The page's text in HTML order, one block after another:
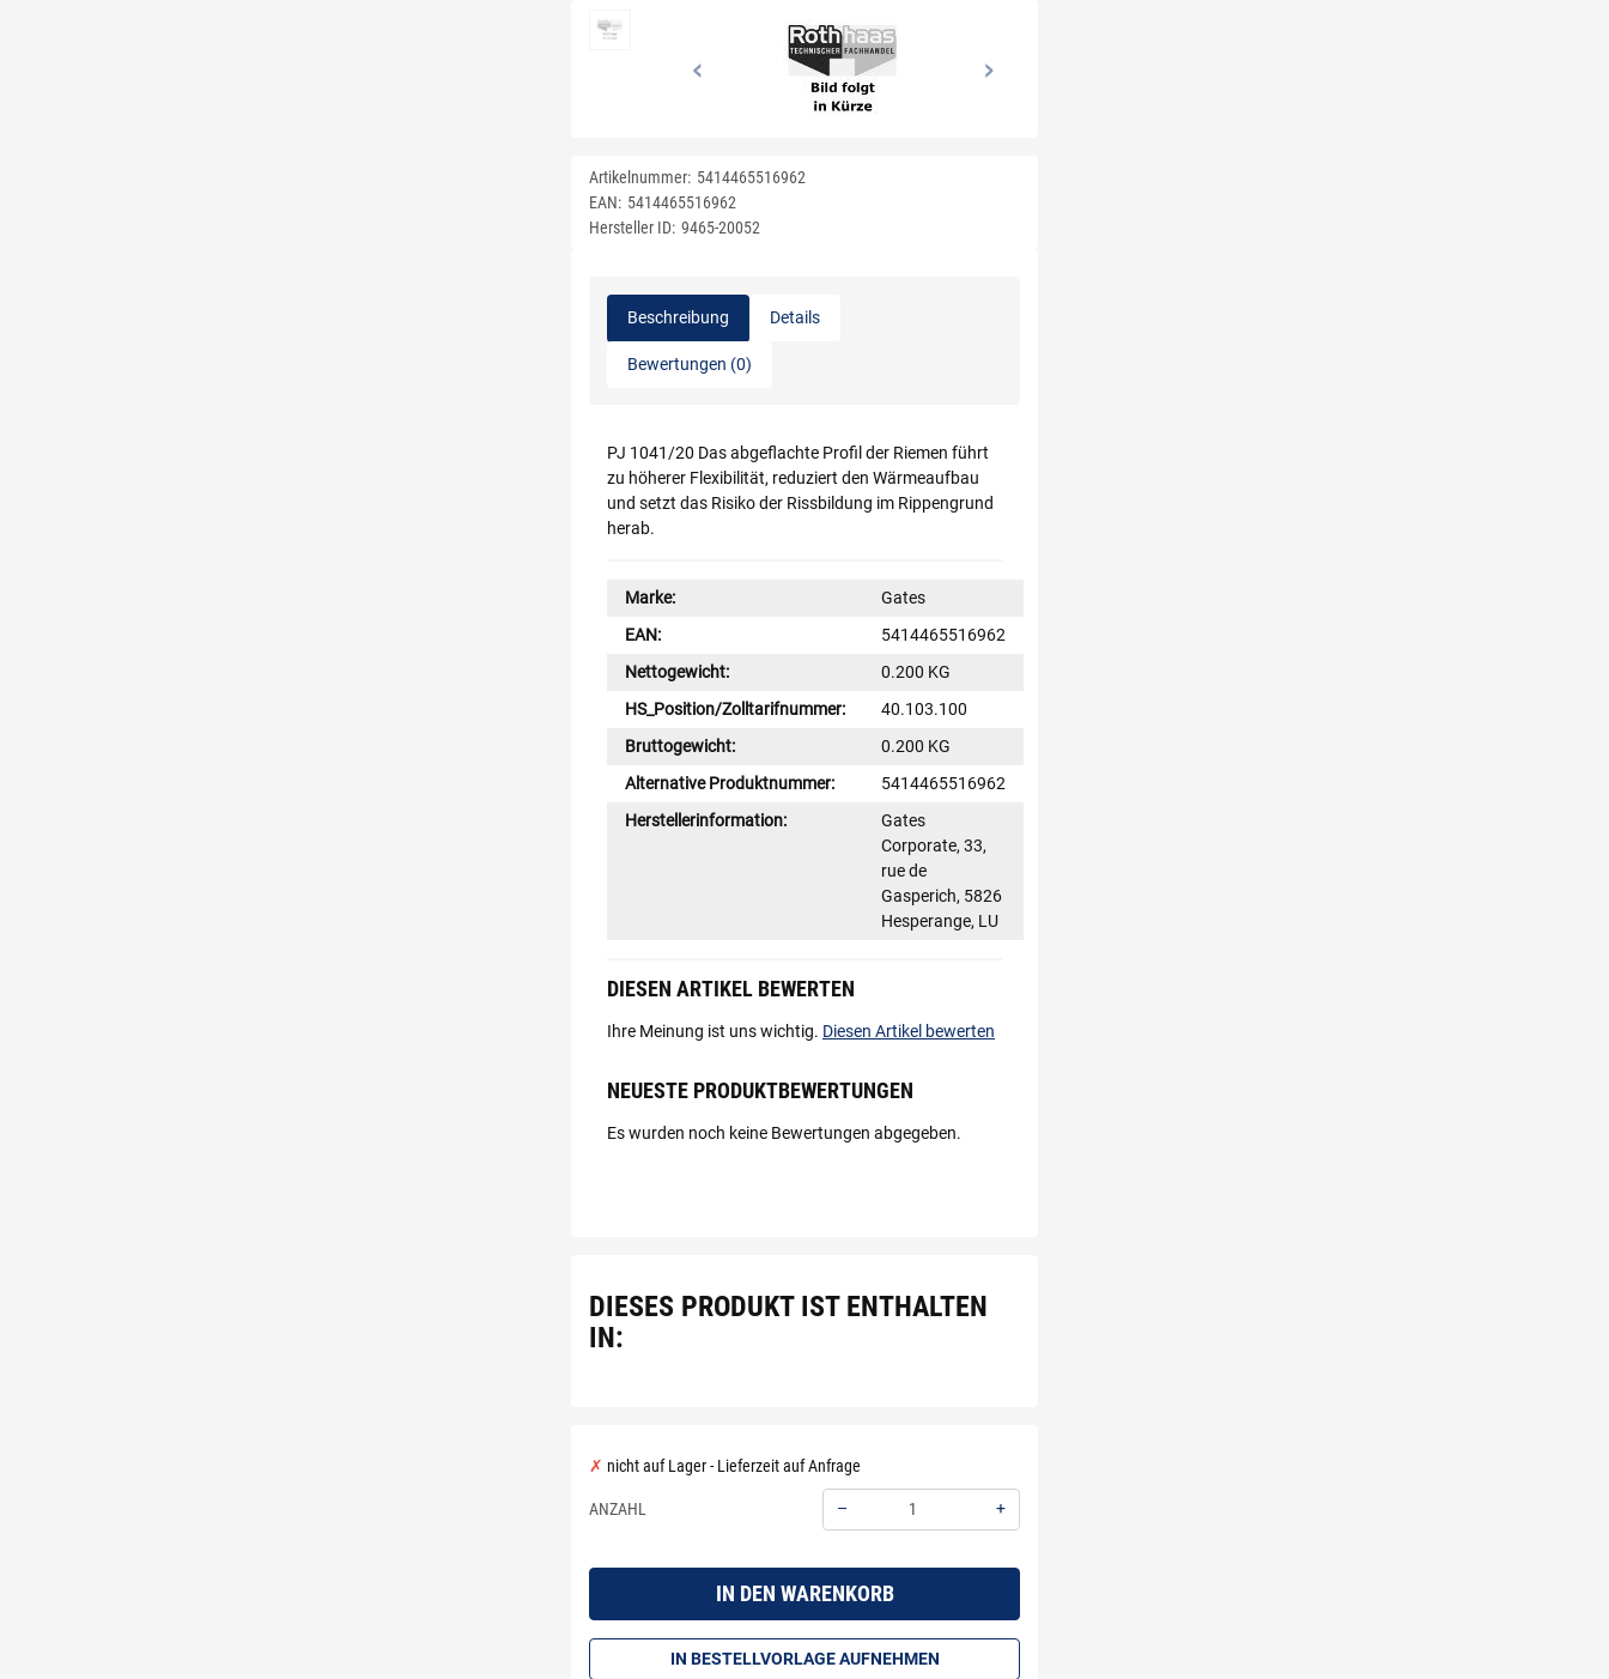
Artikelnummer: 5414465516962
EAN: 5414465516962
Hersteller ID: 9465-20052
Beschreibung Details
Bewertungen (0)
PJ 1041/20 Das abgeflachte Profil der Riemen führt
zu höherer Flexibilität, reduziert den Wärmeaufbau
und setzt das Risiko der Rissbildung im Rippengrund
herab.
Marke:
Gates
EAN:
5414465516962
Nettogewicht:
0.200 KG
HS_Position/Zolltarifnummer:
40.103.100
Bruttogewicht:
0.200 KG
Alternative Produktnummer:
5414465516962
Herstellerinformation:
Gates
Corporate, 33,
rue de
Gasperich, 5826
Hesperange, LU
DIESEN ARTIKEL BEWERTEN
Ihre Meinung ist uns wichtig. Diesen Artikel bewerten
NEUESTE PRODUKTBEWERTUNGEN
Es wurden noch keine Bewertungen abgegeben.
DIESES PRODUKT IST ENTHALTEN
IN:
nicht auf Lager - Lieferzeit auf Anfrage
ANZAHL –
+
IN DEN WARENKORB
IN BESTELLVORLAGE AUFNEHMEN